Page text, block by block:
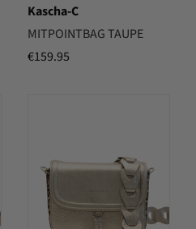
Kascha-C
MITPOINTBAG TAUPE
€159.95